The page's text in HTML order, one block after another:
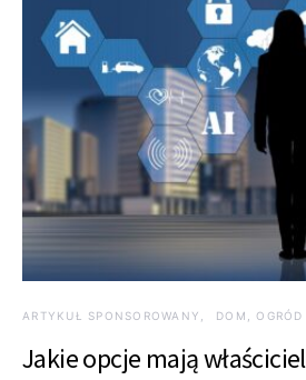
ARTYKUŁ SPONSOROWANY DOM, OGRÓD
Jakie opcje mają